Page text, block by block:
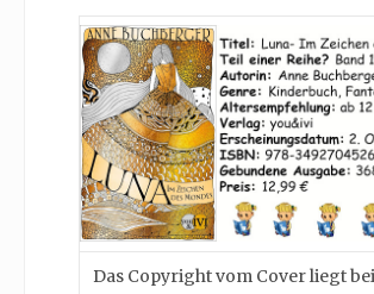
Das Copyright vom Cover liegt